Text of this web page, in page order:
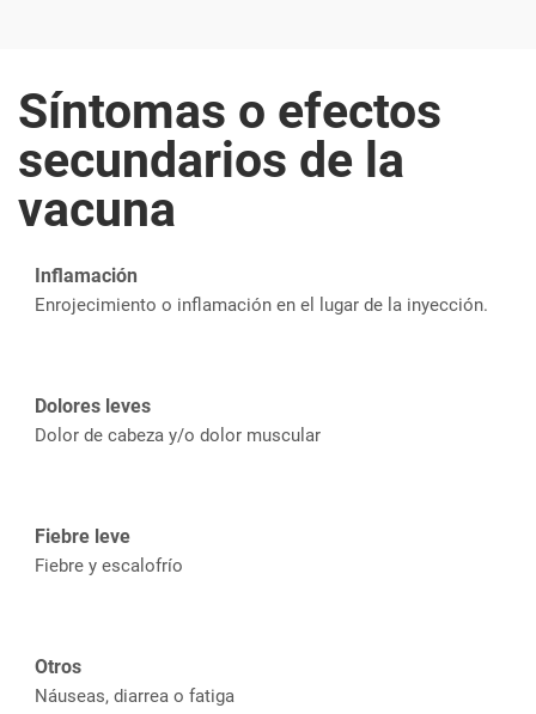
Síntomas o efectos
secundarios de la
vacuna
Inflamación
Enrojecimiento o inflamación en el lugar de la inyección.
Dolores leves
Dolor de cabeza y/o dolor muscular
Fiebre leve
Fiebre y escalofrío
Otros
Náuseas, diarrea o fatiga